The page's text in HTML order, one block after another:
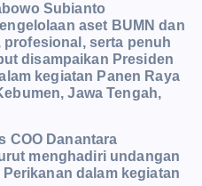
Subianto
aset BUMN dan
profesional, serta penuh
disampaikan Presiden
kegiatan Panen Raya
Jawa Tengah,
COO Danantara
menghadiri undangan
dalam kegiatan